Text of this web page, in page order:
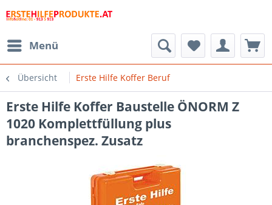
Menü
Übersicht Erste Hilfe Koffer Beruf
Erste Hilfe Koffer Baustelle ÖNORM Z
1020 Komplettfüllung plus
branchenspez. Zusatz